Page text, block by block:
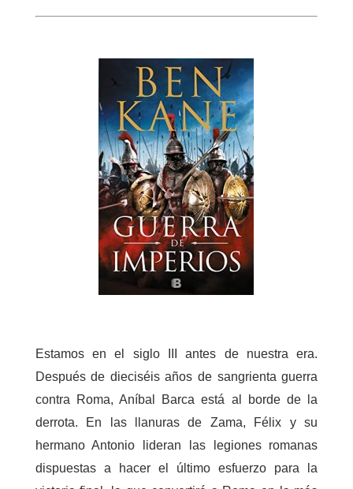
Estamos en el siglo III antes de nuestra era.
Después de dieciséis años de sangrienta guerra
contra Roma, Aníbal Barca está al borde de la
derrota. En las llanuras de Zama, Félix y su
hermano Antonio lideran las legiones romanas
dispuestas a hacer el último esfuerzo para la